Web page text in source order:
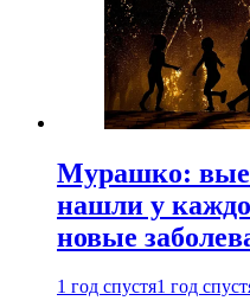
Мурашко:
нашли у
новые
1 год спустя1 год